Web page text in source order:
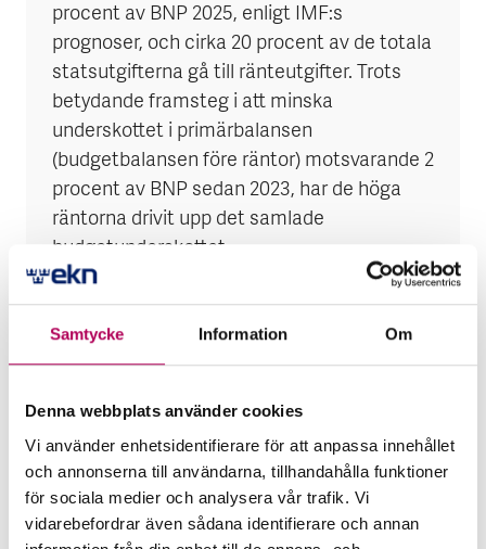
Samtycke Information Om
Denna webbplats använder cookies
Vi använder enhetsidentifierare för att anpassa innehållet
och annonserna till användarna, tillhandahålla funktioner
för sociala medier och analysera vår trafik. Vi
vidarebefordrar även sådana identifierare och annan
procent av BNP 2025, enligt IMF:s
prognoser, och cirka 20 procent av de totala
statsutgifterna gå till ränteutgifter. Trots
betydande framsteg i att minska
underskottet i primärbalansen
(budgetbalansen före räntor) motsvarande 2
procent av BNP sedan 2023, har de höga
räntorna drivit upp det samlade
budgetunderskottet.
Indexeringar och bristfällig flexibilitet att
justera diverse utgiftsområden har försvårat
ytterligare åtstramningar. Riskmotverkande
fortsatt är fördelaktig, med låg andel extern
skuld och en begränsad del i utländsk
valuta. Det skyddar mot växelkursrörelser
och spekulation på internationella
kapitalmarknader.